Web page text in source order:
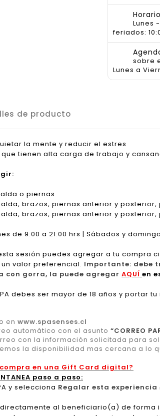
Lunes
feriados:
sobre
Lunes a
de producto
la mente y reducir el estres
tienen alta carga de trabajo y
o piernas
brazos, piernas anterior y posterior,
brazos, piernas anterior y posterior,
de 9:00 a 21:00 hrs | Sábados y
sesión puedes agregar a tu compra
valor preferencial. Importante: debe
con gorra, la puede agregar AQUÍ en
debes ser mayor de 18 años y portar
en www.spasenses.cl
automático con el asunto “CORREO
con la información solicitada para
la disponibilidad mas cercana a lo
en una Gift Card digital?
paso a paso:
y selecciona Regalar esta experiencia
al beneficiario(a) de forma